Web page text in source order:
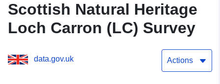
Scottish Natural Heritage
Loch Carron (LC) Survey
data.gov.uk Actions